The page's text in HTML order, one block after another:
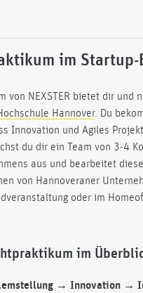
im Startup-
von NEXSTER bietet dir
Hannover. Du
Innovation und Agiles
du dir ein Team von 3-4
aus und bearbeitet
von Hannoveraner
oder im
im
→ Innovation →